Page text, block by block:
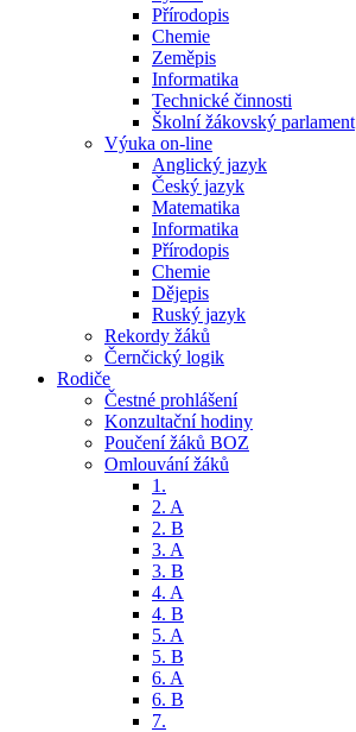
Přírodopis
Chemie
Zeměpis
Informatika
Technické činnosti
Školní žákovský parlament
Výuka on-line
Anglický jazyk
Český jazyk
Matematika
Informatika
Přírodopis
Chemie
Dějepis
Ruský jazyk
Rekordy žáků
Černčický logik
Rodiče
Čestné prohlášení
Konzultační hodiny
Poučení žáků BOZ
Omlouvání žáků
1.
2. A
2. B
3. A
3. B
4. A
4. B
5. A
5. B
6. A
6. B
7.